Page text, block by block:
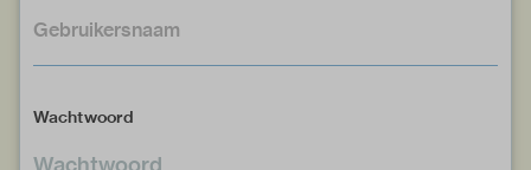
Wachtwoord